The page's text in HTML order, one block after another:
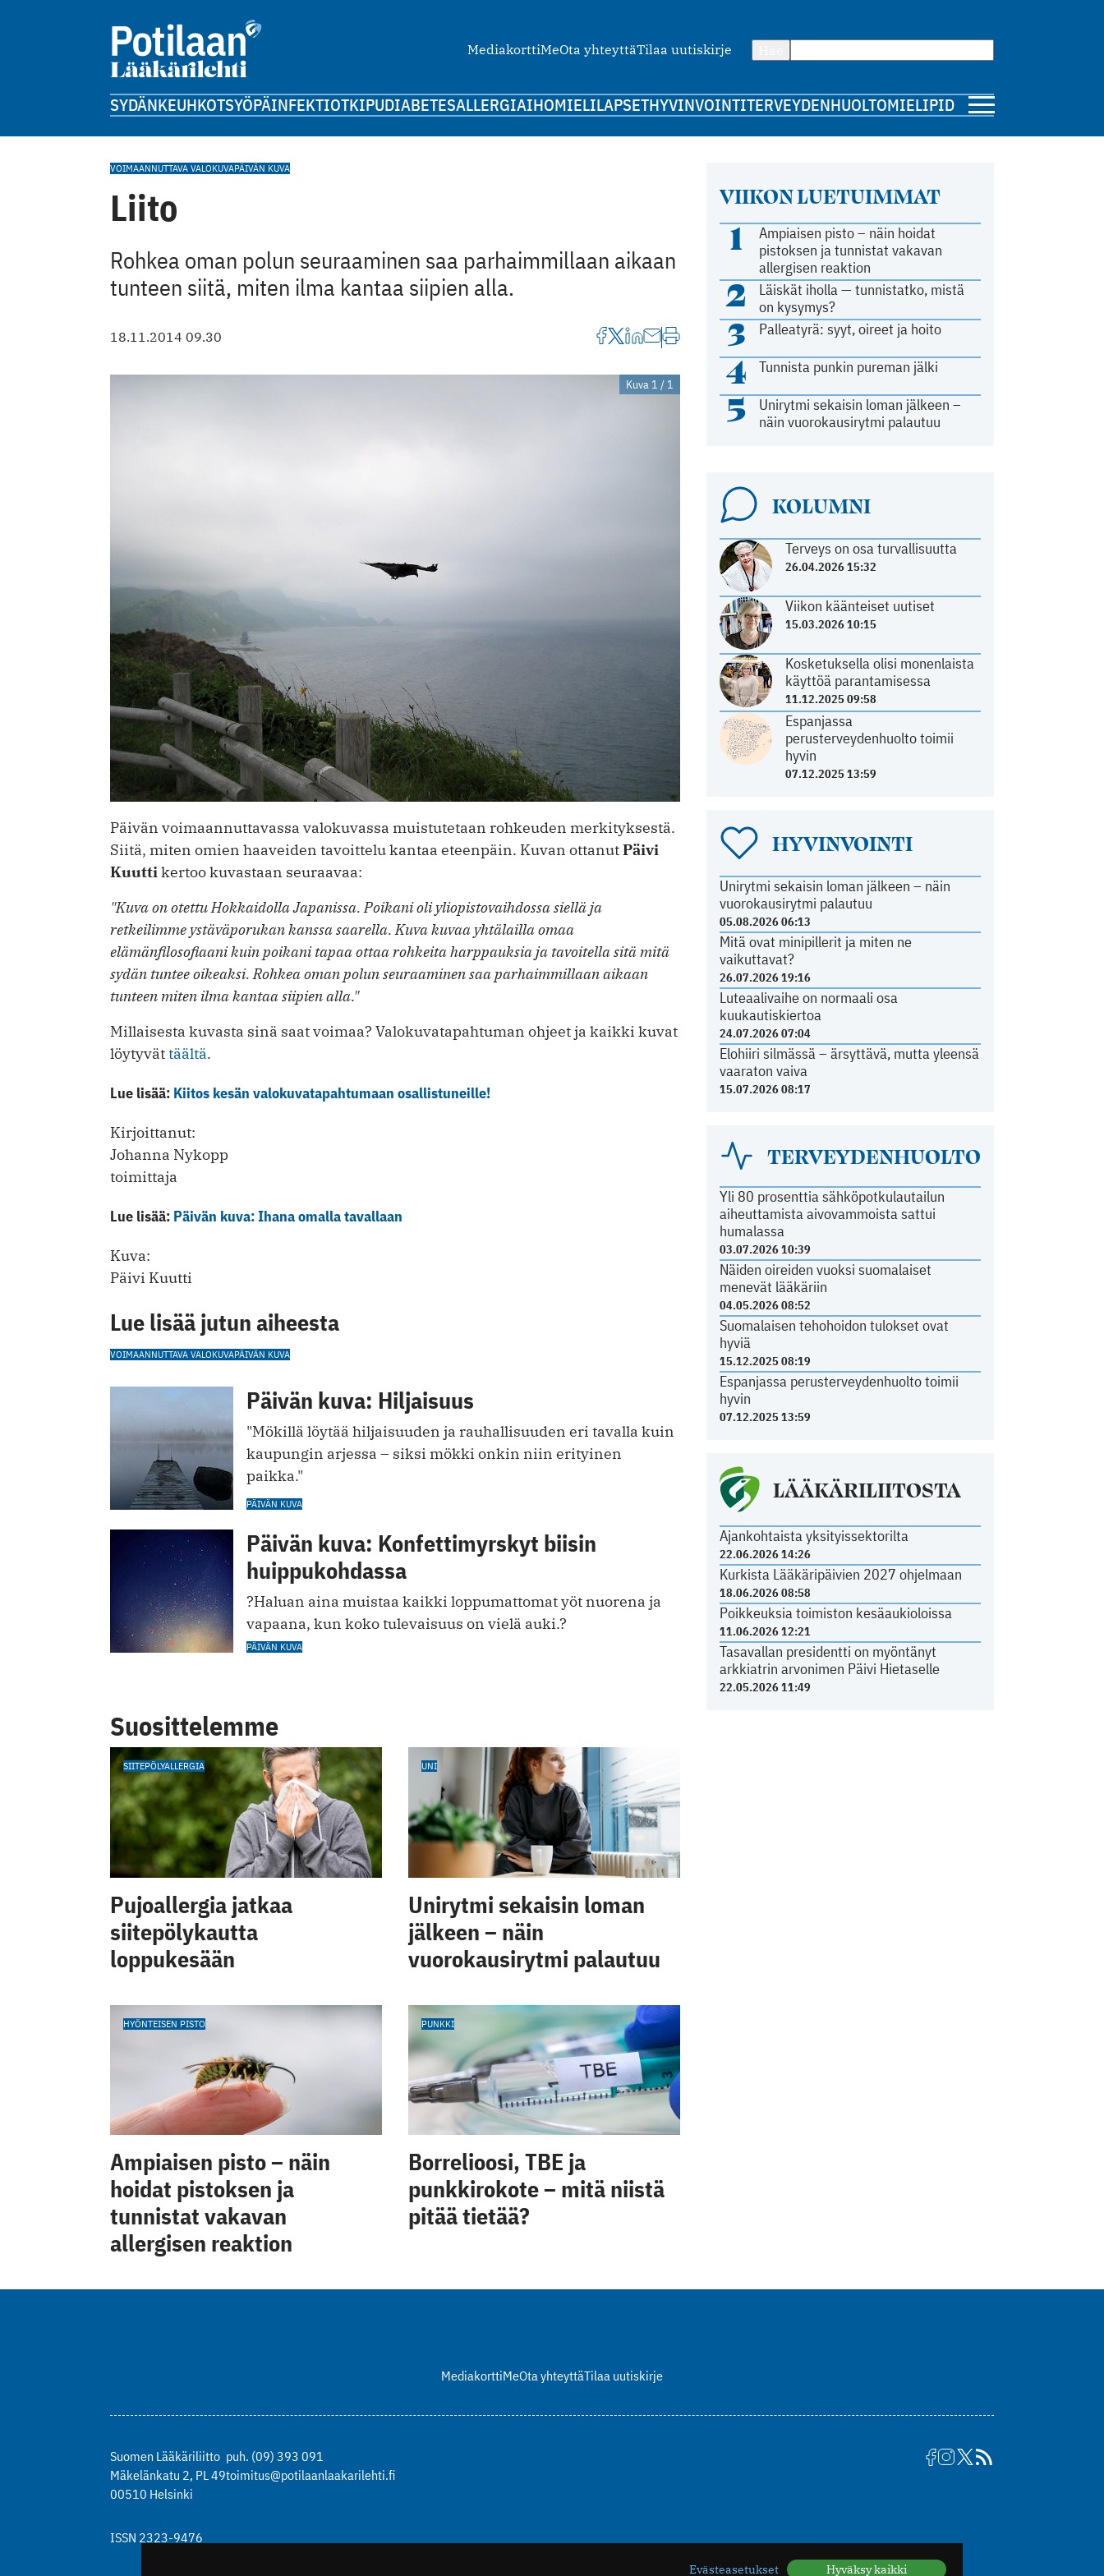
MediakorttiMeOta yhteyttäTilaa uutiskirje
SYDÄNKEUHKOTSYÖPÄINFEKTIOTKIPUDIABETESALLERGIAIHOMIELILAPSETHYVINVOINTITERVEYDENHUOLTOMIELIPIDE
VIIKON LUETUIMMAT
1
Ampiaisen pisto – näin hoidat
pistoksen ja tunnistat vakavan
allergisen reaktion
2
Läiskät iholla — tunnistatko, mistä
on kysymys?
3 Palleatyrä: syyt, oireet ja hoito
4 Tunnista punkin pureman jälki
5
Unirytmi sekaisin loman jälkeen –
näin vuorokausirytmi palautuu
KOLUMNI
Terveys on osa turvallisuutta
26.04.2026 15:32
Viikon käänteiset uutiset
15.03.2026 10:15
Kosketuksella olisi monenlaista
käyttöä parantamisessa
11.12.2025 09:58
Espanjassa
perusterveydenhuolto toimii
hyvin
07.12.2025 13:59
HYVINVOINTI
Unirytmi sekaisin loman jälkeen – näin
vuorokausirytmi palautuu
05.08.2026 06:13
Mitä ovat minipillerit ja miten ne
vaikuttavat?
26.07.2026 19:16
Luteaalivaihe on normaali osa
kuukautiskiertoa
24.07.2026 07:04
Elohiiri silmässä – ärsyttävä, mutta yleensä
vaaraton vaiva
15.07.2026 08:17
TERVEYDENHUOLTO
Yli 80 prosenttia sähköpotkulautailun
aiheuttamista aivovammoista sattui
humalassa
03.07.2026 10:39
Näiden oireiden vuoksi suomalaiset
menevät lääkäriin
04.05.2026 08:52
Suomalaisen tehohoidon tulokset ovat
hyviä
15.12.2025 08:19
Espanjassa perusterveydenhuolto toimii
hyvin
07.12.2025 13:59
LÄÄKÄRILIITOSTA
Ajankohtaista yksityissektorilta
22.06.2026 14:26
Kurkista Lääkäripäivien 2027 ohjelmaan
18.06.2026 08:58
Poikkeuksia toimiston kesäaukioloissa
11.06.2026 12:21
Tasavallan presidentti on myöntänyt
arkkiatrin arvonimen Päivi Hietaselle
22.05.2026 11:49
VOIMAANNUTTAVA VALOKUVAPÄIVÄN KUVA
Liito
Rohkea oman polun seuraaminen saa parhaimmillaan aikaan
tunteen siitä, miten ilma kantaa siipien alla.
18.11.2014 09.30
Kuva 1 / 1
Päivän voimaannuttavassa valokuvassa muistutetaan rohkeuden merkityksestä.
Siitä, miten omien haaveiden tavoittelu kantaa eteenpäin. Kuvan ottanutPäivi
Kuuttikertoo kuvastaan seuraavaa:
"Kuva on otettu Hokkaidolla Japanissa. Poikani oli yliopistovaihdossa siellä ja
retkeilimme ystäväporukan kanssa saarella. Kuva kuvaa yhtälailla omaa
elämänfilosofiaani kuin poikani tapaa ottaa rohkeita harppauksia ja tavoitella sitä mitä
sydän tuntee oikeaksi. Rohkea oman polun seuraaminen saa parhaimmillaan aikaan
tunteen miten ilma kantaa siipien alla."
Millaisesta kuvasta sinä saat voimaa? Valokuvatapahtuman ohjeet ja kaikki kuvat
löytyvättäältä.
Lue lisää: Kiitos kesän valokuvatapahtumaan osallistuneille!
Kirjoittanut:
Johanna Nykopp
toimittaja
Lue lisää: Päivän kuva: Ihana omalla tavallaan
Kuva:
Päivi Kuutti
Lue lisää jutun aiheesta
VOIMAANNUTTAVA VALOKUVAPÄIVÄN KUVA
Päivän kuva: Hiljaisuus
"Mökillä löytää hiljaisuuden ja rauhallisuuden eri tavalla kuin
kaupungin arjessa – siksi mökki onkin niin erityinen
paikka."
PÄIVÄN KUVA
Päivän kuva: Konfettimyrskyt biisin
huippukohdassa
?Haluan aina muistaa kaikki loppumattomat yöt nuorena ja
vapaana, kun koko tulevaisuus on vielä auki.?
PÄIVÄN KUVA
Suosittelemme
SIITEPÖLYALLERGIA
Pujoallergia jatkaa
siitepölykautta
loppukesään
UNI
Unirytmi sekaisin loman
jälkeen – näin
vuorokausirytmi palautuu
HYÖNTEISEN PISTO
Ampiaisen pisto – näin
hoidat pistoksen ja
tunnistat vakavan
allergisen reaktion
PUNKKI
Borrelioosi, TBE ja
punkkirokote – mitä niistä
pitää tietää?
MediakorttiMeOta yhteyttäTilaa uutiskirje
Suomen Lääkäriliitto
Mäkelänkatu 2, PL 49
00510 Helsinki
puh. (09) 393 091
toimitus@potilaanlaakarilehti.fi
ISSN 2323-9476
Evästeasetukset Hyväksy kaikki